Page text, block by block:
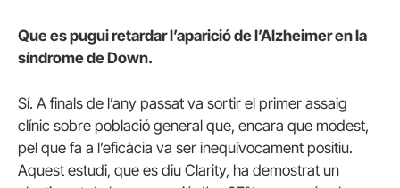
Que es pugui retardar l’aparició de l’Alzheimer en la
síndrome de Down.
Sí. A finals de l’any passat va sortir el primer assaig
clínic sobre població general que, encara que modest,
pel que fa a l’eficàcia va ser inequívocament positiu.
Aquest estudi, que es diu Clarity, ha demostrat un